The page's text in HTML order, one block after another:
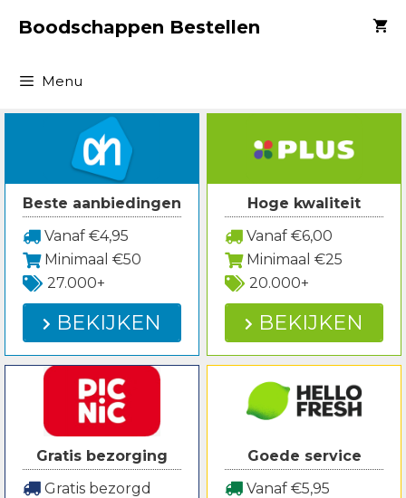
naarBoodschappen Bestellen
Menu
Beste aanbiedingen
Vanaf €4,95
Minimaal €50
27.000+
BEKIJKEN
Hoge kwaliteit
Vanaf €6,00
Minimaal €25
20.000+
BEKIJKEN
Gratis bezorging
Gratis bezorgd
Goede service
Vanaf €5,95